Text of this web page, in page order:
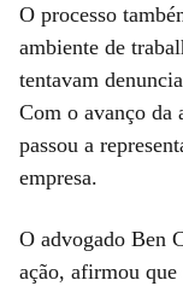
O processo
ambiente de
tentavam
Com o avanço da
passou a
empresa.
O advogado Ben
ação, afirmou que